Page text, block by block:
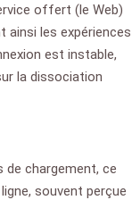
offert (le Web)
ainsi les expériences
est instable,
la dissociation
de chargement, ce
souvent perçue